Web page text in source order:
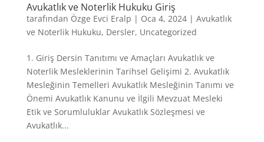
Avukatlık ve Noterlik Hukuku Giriş
tarafından Özge Evci Eralp | Oca 4, 2024| Avukatlık
ve Noterlik Hukuku, Dersler, Uncategorized
1. Giriş Dersin Tanıtımı ve Amaçları Avukatlık ve
Noterlik Mesleklerinin Tarihsel Gelişimi 2. Avukatlık
Mesleğinin Temelleri Avukatlık Mesleğinin Tanımı ve
Önemi Avukatlık Kanunu ve İlgili Mevzuat Mesleki
Etik ve Sorumluluklar Avukatlık Sözleşmesi ve
Avukatlık...